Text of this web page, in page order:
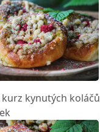
kynutých koláčů